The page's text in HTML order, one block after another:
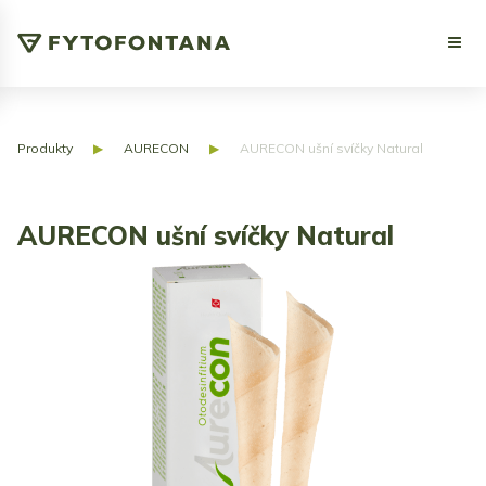
Produkty ▶ AURECON ▶ AURECON ušní svíčky Natural
AURECON ušní svíčky Natural